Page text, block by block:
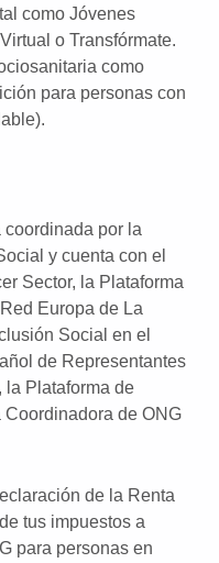
como Jóvenes
o Transfórmate.
como
para personas con
coordinada por la
y cuenta con el
Sector, la Plataforma
Europa de La
Social en el
de Representantes
la Plataforma de
de ONG
de la Renta
tus impuestos a
para personas en